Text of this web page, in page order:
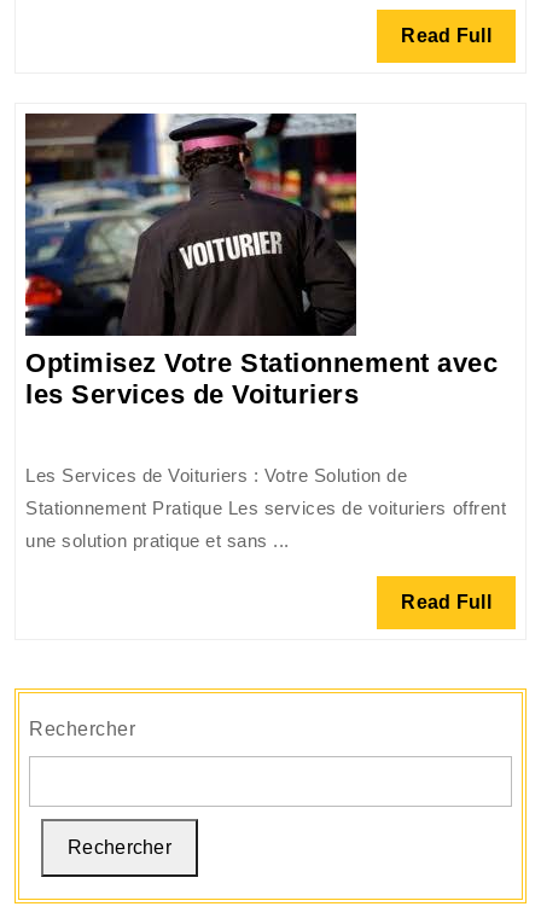
vos
voyages
prolongés
Read Full Read
Full
Optimisez Votre Stationnement avec
les Services de VoituriersOptimisez
avec
les
de
Voituriers
Les Services de Voituriers : Votre Solution de
Stationnement Pratique Les services de voituriers offrent
une solution pratique et sans ...
Read Full Read
Full
Rechercher
Rechercher